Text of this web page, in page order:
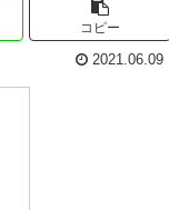
コピー
2021.06.09